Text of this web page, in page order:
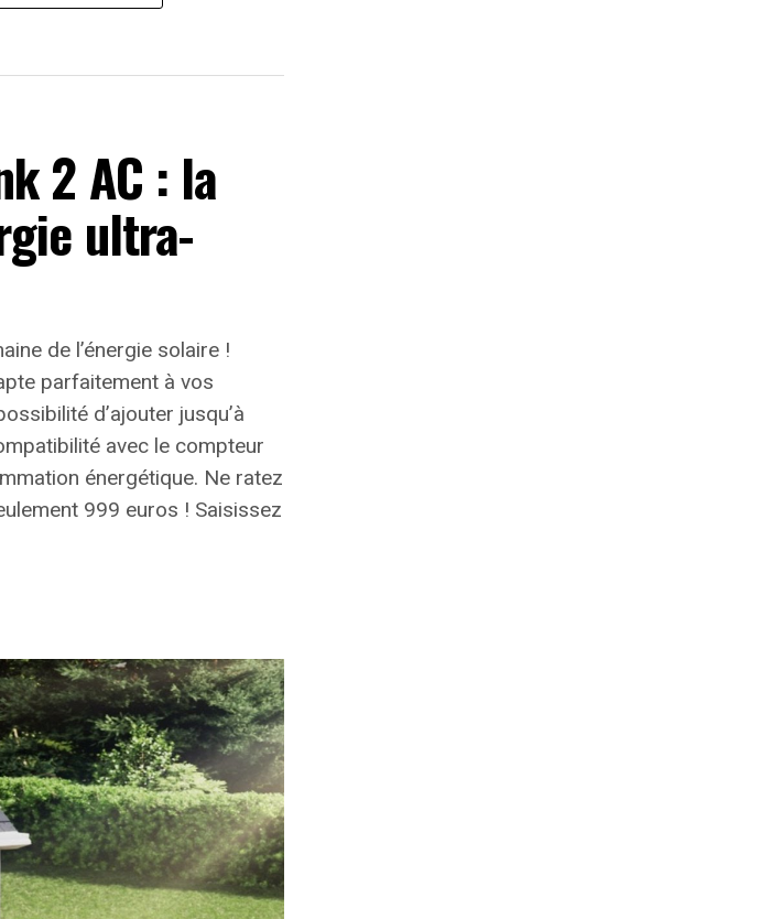
2 AC : la
ultra-
de l’énergie solaire !
parfaitement à vos
d’ajouter jusqu’à
avec le compteur
énergétique. Ne ratez
999 euros ! Saisissez